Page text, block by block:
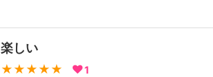
楽しい
★★★★★ 1